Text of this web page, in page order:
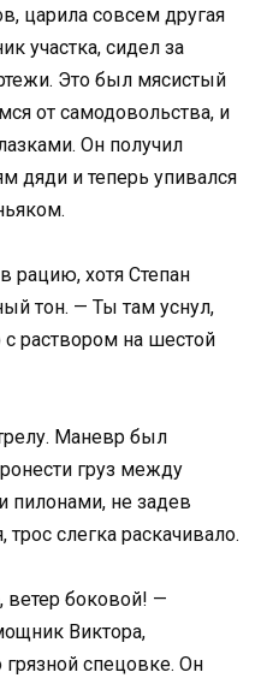
царила совсем другая
участка, сидел за
Это был мясистый
от самодовольства, и
Он получил
дяди и теперь упивался
рацию, хотя Степан
тон. — Ты там уснул,
раствором на шестой
Маневр был
груз между
не задев
трос слегка раскачивало.
ветер боковой! —
Виктора,
спецовке. Он